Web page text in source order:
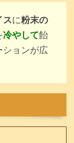
スに粉末の
冷やして飴
ションが広